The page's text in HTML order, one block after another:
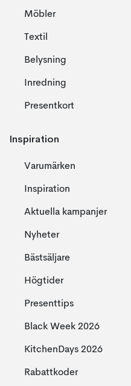
Möbler
Textil
Belysning
Inredning
Presentkort
Inspiration
Varumärken
Inspiration
Aktuella kampanjer
Nyheter
Bästsäljare
Högtider
Presenttips
Black Week 2026
KitchenDays 2026
Rabattkoder